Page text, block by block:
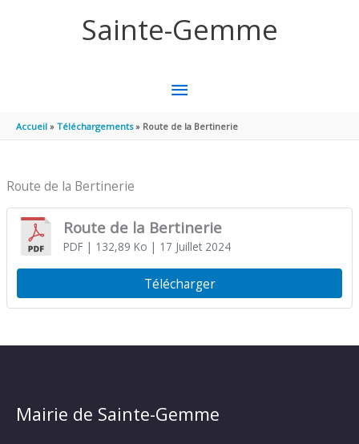
Sainte-Gemme
MENU
PRINCIPAL
Accueil Téléchargements Route de la Bertinerie
Route de la Bertinerie
Route de la Bertinerie
PDF| 132,89 Ko | 17 Juillet 2024
Télécharger
Mairie de Sainte-Gemme